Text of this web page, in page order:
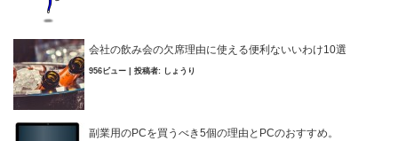
会社の飲み会の欠席理由に使える便利ないいわけ10選
956ビュー 投稿者: しょうり
副業用のPCを買うべき5個の理由とPCのおすすめ。